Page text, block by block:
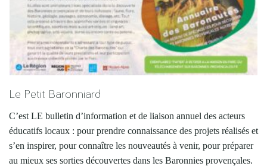
Le Petit Baronniard
C’est LE bulletin d’information et de liaison annuel des acteurs
éducatifs locaux : pour prendre connaissance des projets réalisés et
s’en inspirer, pour connaître les nouveautés à venir, pour préparer
au mieux ses sorties découvertes dans les Baronnies provençales.